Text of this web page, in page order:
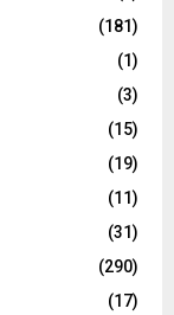
(181)
(1)
(3)
(15)
(19)
(11)
(31)
(290)
(17)